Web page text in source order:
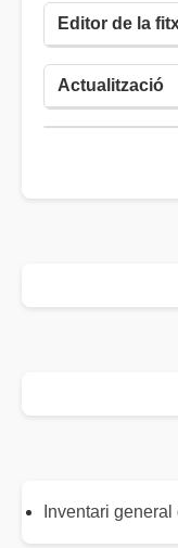
Inventari